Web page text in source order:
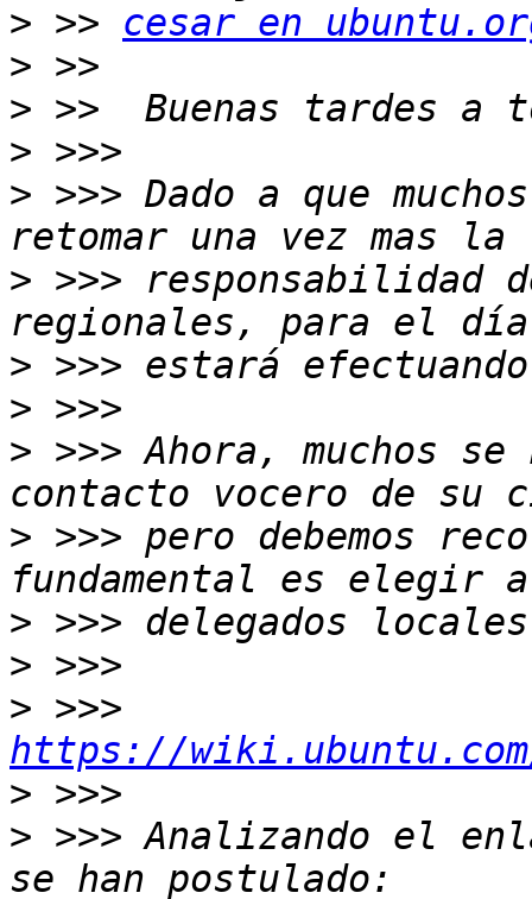
> >> cesar en
>
>
>
> >>> Dado a que
> >>> responsabilidad
>
>
> >>> Ahora, muchos
> >>> pero debemos
>
>
>
https://wiki.ubuntu.com/
>
> >>> Analizando el